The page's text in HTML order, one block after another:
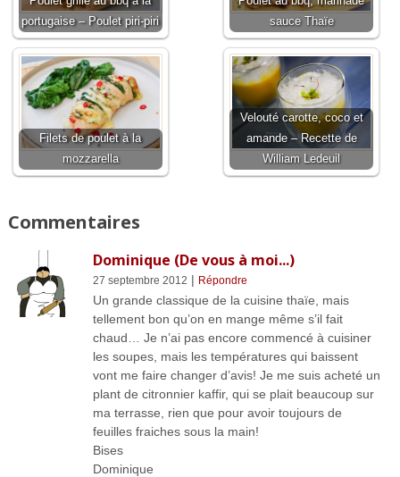
portugaise – Poulet piri-piri
sauce Thaïe
Filets de poulet à la
mozzarella
Velouté carotte, coco et
amande – Recette de
William Ledeuil
Commentaires
Dominique (De vous à moi...)
27 septembre 2012 | Répondre
Un grande classique de la cuisine thaïe, mais
tellement bon qu’on en mange même s’il fait
chaud… Je n’ai pas encore commencé à cuisiner
les soupes, mais les températures qui baissent
vont me faire changer d’avis! Je me suis acheté un
plant de citronnier kaffir, qui se plait beaucoup sur
ma terrasse, rien que pour avoir toujours de
feuilles fraiches sous la main!
Bises
Dominique